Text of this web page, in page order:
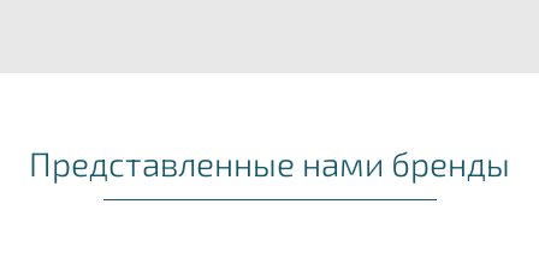
Представленные нами бренды